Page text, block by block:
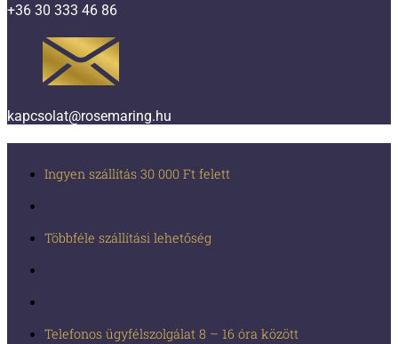
+36 30 333 46 86
kapcsolat@rosemaring.hu
Ingyen szállítás 30 000 Ft felett
Többféle szállítási lehetőség
Telefonos ügyfélszolgálat 8 – 16 óra között